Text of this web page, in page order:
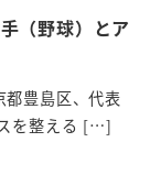
（野球）とア
豊島区、代表
を整える […]